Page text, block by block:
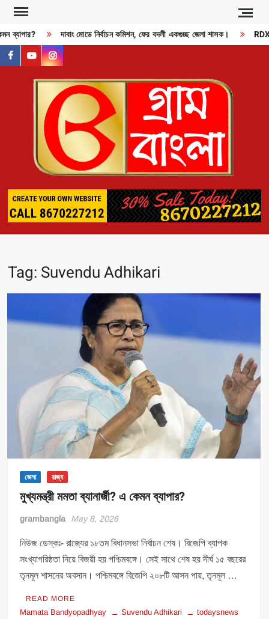
Skip
content
দাবাং মোডে নির্বাচন কমিশন, ফের বদলী একগুচ্ছ জেলা শাসক। RDX
facebook
youtubeinstagram
Tag: Suvendu Adhikari
জেলা রাজ্য
মুখ্যমন্ত্রী মমতা ব্যানার্জী? এ কেমন ব্যাপার?
grambangla May 8, 2026
নিউজ ডেস্কঃ- রাজ্যের ১৮তম বিধানসভা নির্বাচন শেষ। বিজেপি ব্যাপক
সংখ্যাগরিষ্ঠতা নিয়ে বিজয়ী হয় পশ্চিমবঙ্গে। সেই সাথে শেষ হয় দীর্ঘ ১৫ বছরের
তৃনমূল শাসনের অবসান। পশ্চিমবঙ্গে বিজেপি ২০৮টি আসন পায়, তৃনমূল …
READ MORE
Mamata Bandyopadhyay Suvendu Adhikari todaysnews